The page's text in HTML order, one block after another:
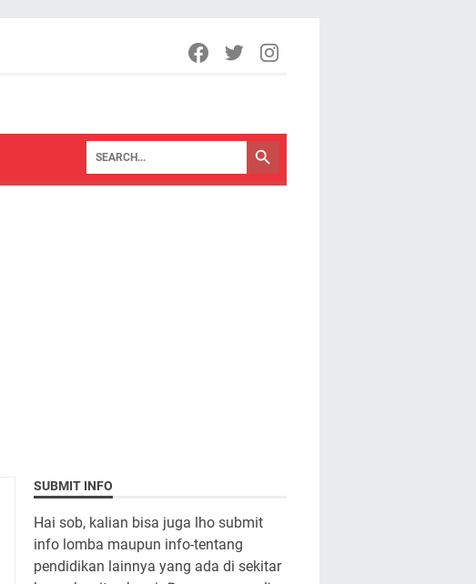
SUBMIT INFO
Hai sob, kalian bisa juga lho submit
info lomba maupun info-tentang
pendidikan lainnya yang ada di sekitar